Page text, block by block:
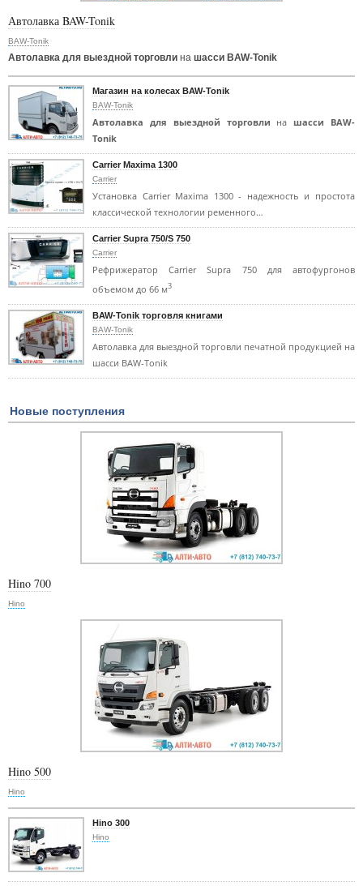
Автолавка BAW-Tonik
BAW-Tonik
Автолавка для выездной торговли на шасси BAW-Tonik
Магазин на колесах BAW-Tonik
BAW-Tonik
Автолавка для выездной торговли на шасси BAW-
Tonik
Carrier Maxima 1300
Carrier
Установка Carrier Maxima 1300 - надежность и простота
классической технологии ременного…
Carrier Supra 750/S 750
Carrier
Рефрижератор Carrier Supra 750 для автофургонов
объемом до 66 м3
BAW-Tonik торговля книгами
BAW-Tonik
Автолавка для выездной торговли печатной продукцией на
шасси BAW-Tonik
Новые поступления
Hino 700
Hino
Hino 500
Hino
Hino 300
Hino